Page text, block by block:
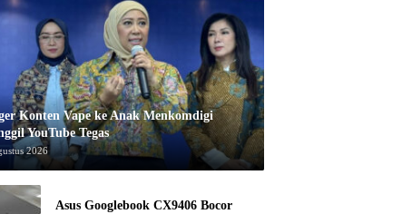
Konten Vape ke Anak Menkomdigi
YouTube Tegas
2026
Asus Googlebook CX9406 Bocor